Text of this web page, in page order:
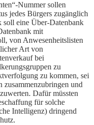
Nummer sollen
jedes Bürgers zugänglich
soll eine Über-Datenbank
mit
von Anwesenheitslisten
Art von
bei
zu
zu kommen, sei
zusammenzubringen und
Dafür müssten
für solche
Intelligenz) dringend